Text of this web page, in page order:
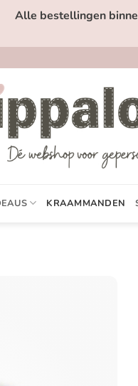
Alle bestellingen
KRAAMMANDEN